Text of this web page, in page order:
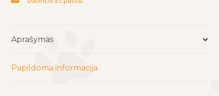
su
morkomis
optimaliai
Aprašymas
Papildoma informacija